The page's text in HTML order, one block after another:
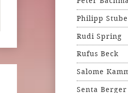
Philipp
Rudi Spring
Rufus Beck
Salome
Senta Berger